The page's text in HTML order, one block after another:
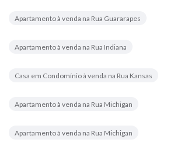
Apartamento à venda na Rua Guararapes
Apartamento à venda na Rua Indiana
Casa em Condomínio à venda na Rua Kansas
Apartamento à venda na Rua Michigan
Apartamento à venda na Rua Michigan